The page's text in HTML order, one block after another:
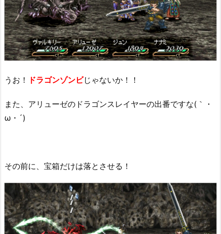
うお！ ドラゴンゾンビじゃないか！！
また、アリューゼのドラゴンスレイヤーの出番ですな(｀・
ω・´)
その前に、宝箱だけは落とさせる！